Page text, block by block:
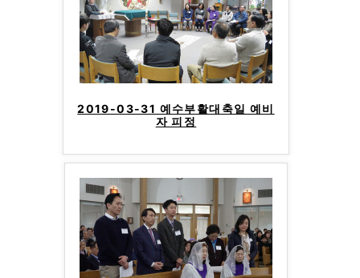
2019-03-31 예수부활대축일 예비
자 피정